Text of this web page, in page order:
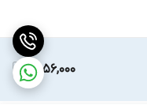
2,056,000